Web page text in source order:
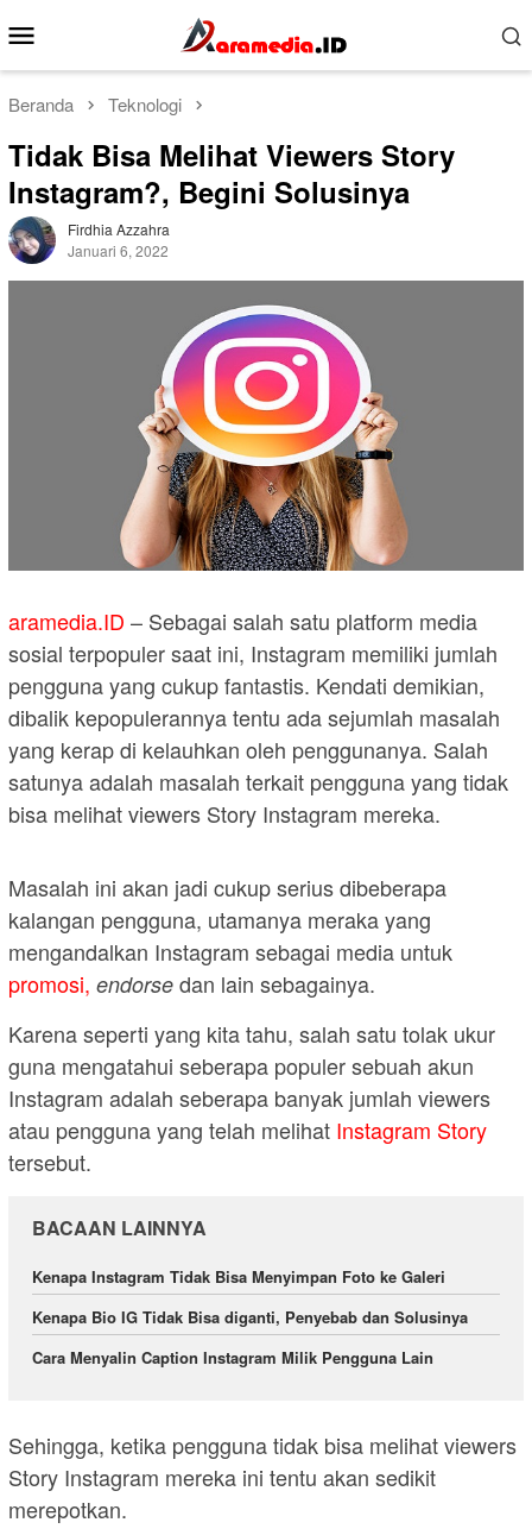
ke
kontenMobile
Beranda Teknologi
Tidak Bisa Melihat Viewers Story
Instagram?, Begini Solusinya
Firdhia Azzahra
Januari 6, 2022
aramedia.ID – Sebagai salah satu platform media
sosial terpopuler saat ini, Instagram memiliki jumlah
pengguna yang cukup fantastis. Kendati demikian,
dibalik kepopulerannya tentu ada sejumlah masalah
yang kerap di kelauhkan oleh penggunanya. Salah
satunya adalah masalah terkait pengguna yang tidak
bisa melihat viewers Story Instagram mereka.
Masalah ini akan jadi cukup serius dibeberapa
kalangan pengguna, utamanya meraka yang
mengandalkan Instagram sebagai media untuk
promosi, endorse dan lain sebagainya.
Karena seperti yang kita tahu, salah satu tolak ukur
guna mengatahui seberapa populer sebuah akun
Instagram adalah seberapa banyak jumlah viewers
atau pengguna yang telah melihat Instagram Story
tersebut.
BACAAN LAINNYA
Kenapa Instagram Tidak Bisa Menyimpan Foto ke Galeri
Kenapa Bio IG Tidak Bisa diganti, Penyebab dan Solusinya
Cara Menyalin Caption Instagram Milik Pengguna Lain
Sehingga, ketika pengguna tidak bisa melihat viewers
Story Instagram mereka ini tentu akan sedikit
merepotkan.